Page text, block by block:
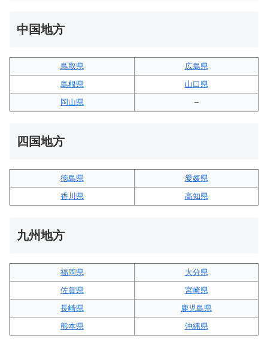
中国地方
鳥取県
広島県
島根県
山口県
岡山県
–
四国地方
徳島県
愛媛県
香川県
高知県
九州地方
福岡県
大分県
佐賀県
宮崎県
長崎県
鹿児島県
熊本県
沖縄県